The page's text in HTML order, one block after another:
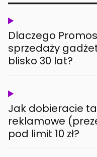
Dlaczego
sprzedaży
blisko 30 lat?
Jak dobieracie
reklamowe
pod limit 10 zł?